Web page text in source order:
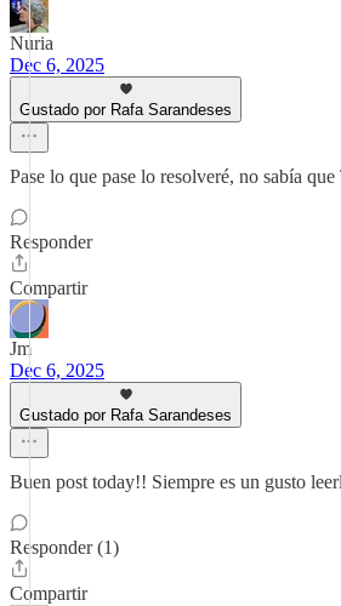
Nuria
Dec 6, 2025
Gustado por Rafa Sarandeses
Pase lo que pase lo resolveré, no sabía
Responder
Compartir
Jm
Dec 6, 2025
Gustado por Rafa Sarandeses
Buen post today!! Siempre es un gusto
Responder (1)
Compartir